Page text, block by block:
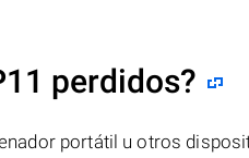
perdidos?
portátil u otros